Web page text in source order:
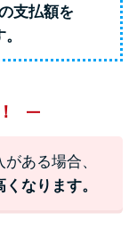
支払額を
ある場合、
なります。